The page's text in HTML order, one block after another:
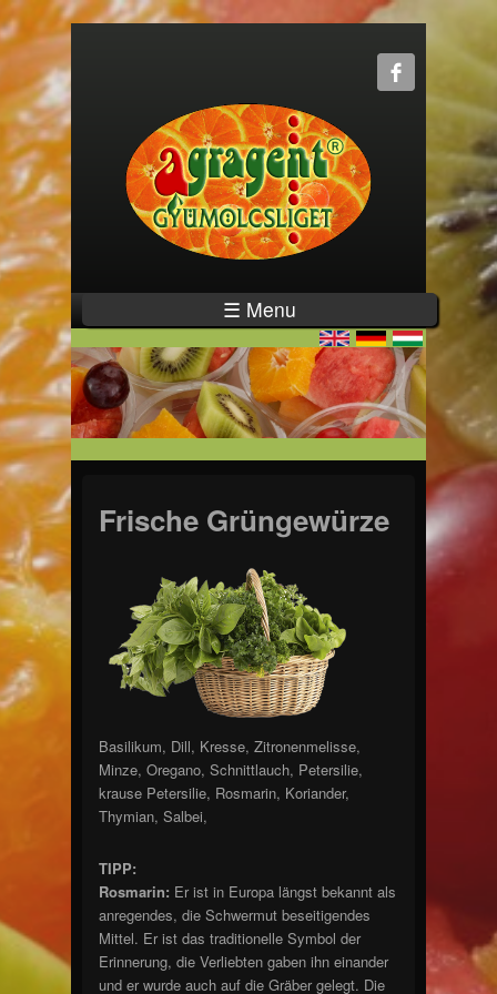
☰ Menu
Frische Grüngewürze
Basilikum, Dill, Kresse, Zitronenmelisse,
Minze, Oregano, Schnittlauch, Petersilie,
krause Petersilie, Rosmarin, Koriander,
Thymian, Salbei,
TIPP:
Rosmarin: Er ist in Europa längst bekannt als
anregendes, die Schwermut beseitigendes
Mittel. Er ist das traditionelle Symbol der
Erinnerung, die Verliebten gaben ihn einander
und er wurde auch auf die Gräber gelegt. Die